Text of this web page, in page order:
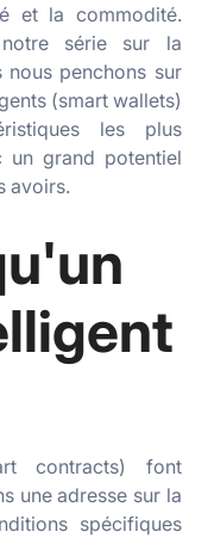
et la commodité.
série sur la
penchons sur
(smart wallets)
les plus
un grand potentiel
avoirs.
contracts) font
une adresse sur la
spécifiques